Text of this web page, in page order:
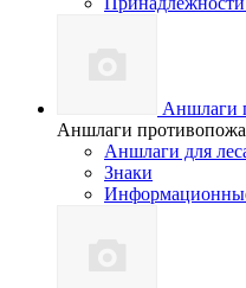
Аншлаги
Аншлаги
Аншлаги для
Знаки